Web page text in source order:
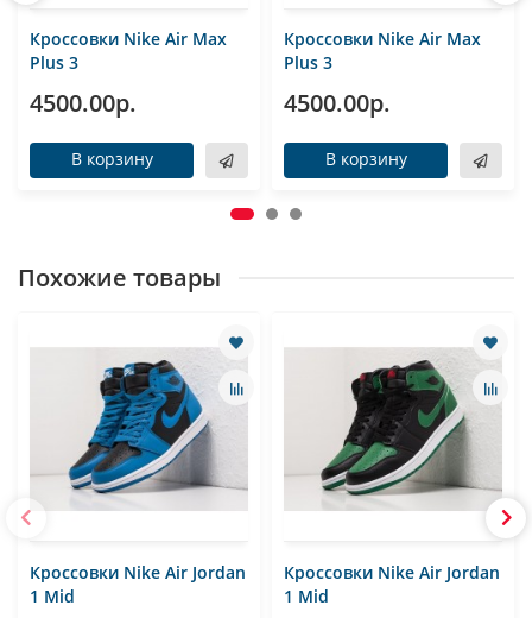
Кроссовки Nike Air Max
Plus 3
4500.00р.
В корзину
Кроссовки Nike Air Max
Plus 3
4500.00р.
В корзину
Похожие товары
Кроссовки Nike Air Jordan
1 Mid
Кроссовки Nike Air Jordan
1 Mid